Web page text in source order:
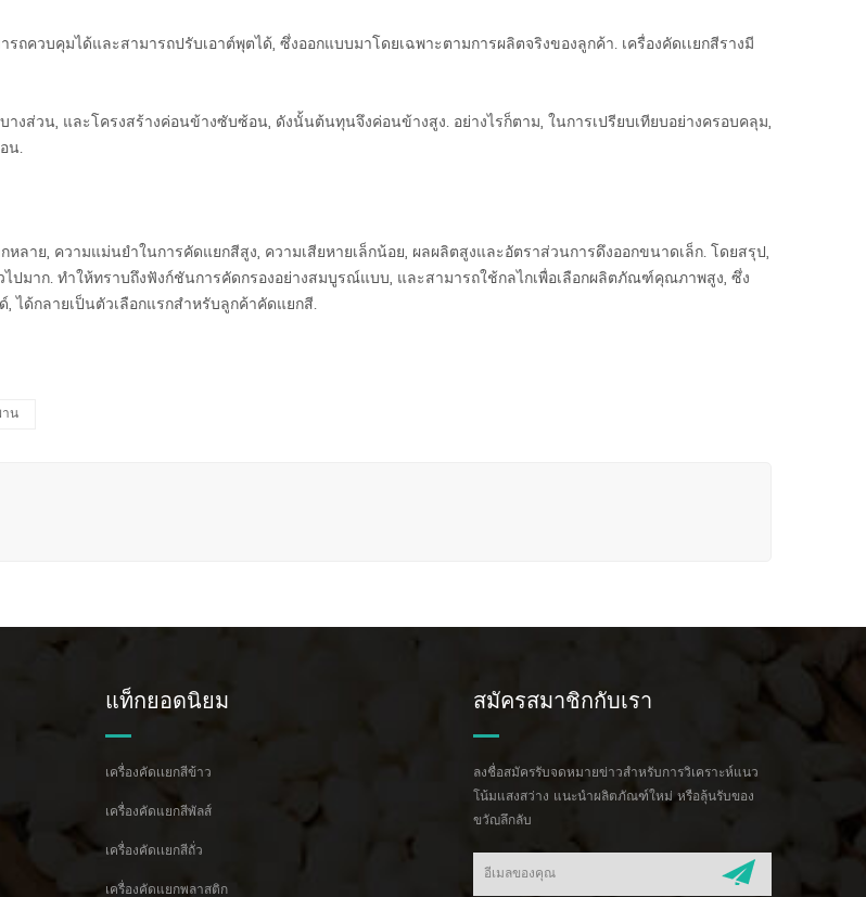
รถควบคุมได้และสามารถปรับเอาต์พุตได้, ซึ่งออกแบบมาโดยเฉพาะตามการผลิตจริงของลูกค้า. เครื่องคัดเเยกสีรางมี
างส่วน, และโครงสร้างค่อนข้างซับซ้อน, ดังนั้นต้นทุนจึงค่อนข้างสูง. อย่างไรก็ตาม, ในการเปรียบเทียบอย่างครอบคลุม,
น.
หลาย, ความแม่นยำในการคัดแยกสีสูง, ความเสียหายเล็กน้อย, ผลผลิตสูงและอัตราส่วนการดึงออกขนาดเล็ก. โดยสรุป,
ไปมาก. ทำให้ทราบถึงฟังก์ชันการคัดกรองอย่างสมบูรณ์แบบ, และสามารถใช้กลไกเพื่อเลือกผลิตภัณฑ์คุณภาพสูง, ซึ่ง
ได้กลายเป็นตัวเลือกแรกสำหรับลูกค้าคัดแยกสี.
าน
แท็กยอดนิยม
เครื่องคัดเเยกสีข้าว
เครื่องคัดแยกสีพัลส์
เครื่องคัดเเยกสีถั่ว
เครื่องคัดแยกพลาสติก
สมัครสมาชิกกับเรา
ลงชื่อสมัครรับจดหมายข่าวสำหรับการวิเคราะห์แนว
โน้มแสงสว่าง แนะนำผลิตภัณฑ์ใหม่ หรือลุ้นรับของ
ขวัญลึกลับ